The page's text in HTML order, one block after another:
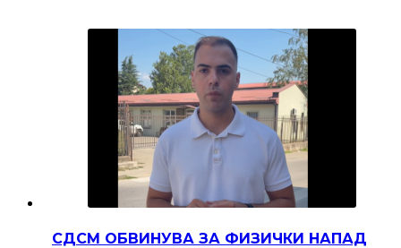
СДСМ ОБВИНУВА ЗА ФИЗИЧКИ НАПАД